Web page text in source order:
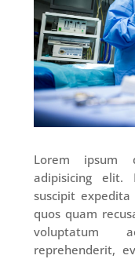
Lorem ipsum
adipisicing elit.
suscipit
quos quam
voluptatum
reprehenderit,